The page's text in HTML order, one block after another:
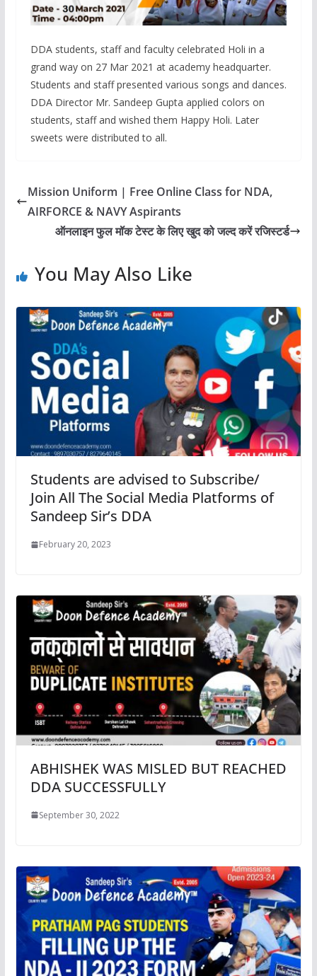
DDA students, staff and faculty celebrated Holi in a
grand way on 27 Mar 2021 at academy headquarter.
Students and staff presented various songs and dances.
DDA Director Mr. Sandeep Gupta applied colors on
students, staff and wished them Happy Holi. Later
sweets were distributed to all.
Mission Uniform | Free Online Class for NDA,
AIRFORCE & NAVY Aspirants
ऑनलाइन फुल मॉक टेस्ट के लिए खुद को जल्द करें रजिस्टर्ड
You May Also Like
Students are advised to Subscribe/
Join All The Social Media Platforms of
Sandeep Sir’s DDA
February 20, 2023
ABHISHEK WAS MISLED BUT REACHED
DDA SUCCESSFULLY
September 30, 2022